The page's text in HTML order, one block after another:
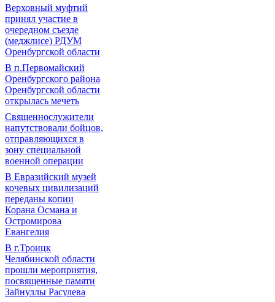
Верховный муфтий
принял участие в
очередном съезде
(меджлисе) РДУМ
Оренбургской области
В п.Первомайский
Оренбургского района
Оренбургской области
открылась мечеть
Священнослужители
напутствовали бойцов,
отправляющихся в
зону специальной
военной операции
В Евразийский музей
кочевых цивилизаций
переданы копии
Корана Османа и
Остромирова
Евангелия
В г.Троицк
Челябинской области
прошли мероприятия,
посвященные памяти
Зайнуллы Расулева